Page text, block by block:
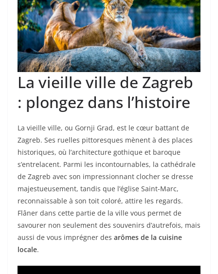
La vieille ville de Zagreb
: plongez dans l’histoire
La vieille ville, ou Gornji Grad, est le cœur battant de
Zagreb. Ses ruelles pittoresques mènent à des places
historiques, où l’architecture gothique et baroque
s’entrelacent. Parmi les incontournables, la cathédrale
de Zagreb avec son impressionnant clocher se dresse
majestueusement, tandis que l’église Saint-Marc,
reconnaissable à son toit coloré, attire les regards.
Flâner dans cette partie de la ville vous permet de
savourer non seulement des souvenirs d’autrefois, mais
aussi de vous imprégner des arômes de la cuisine
locale.